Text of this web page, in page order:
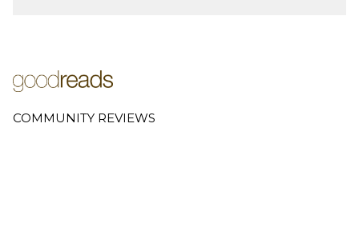
COMMUNITY REVIEWS